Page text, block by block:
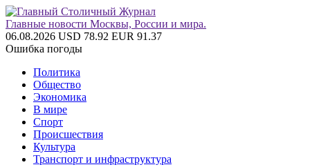
Главные новости Москвы, России и мира.
06.08.2026 USD 78.92 EUR 91.37
Ошибка погоды
Политика
Общество
Экономика
В мире
Спорт
Происшествия
Культура
Транспорт и инфраструктура